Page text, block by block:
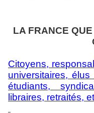
LA FRANCE
Citoyens,
universitaires,
étudiants,
libraires, retraités,